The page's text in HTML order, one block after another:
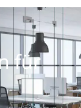
für